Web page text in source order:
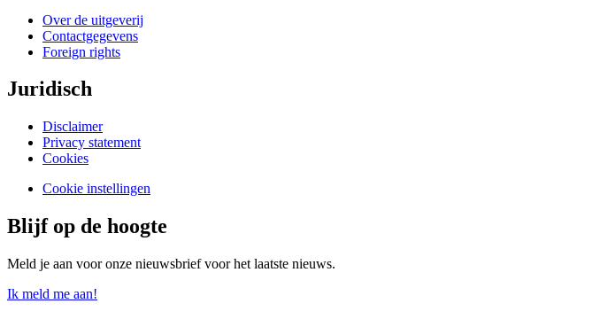
Over de uitgeverij
Contactgegevens
Foreign rights
Juridisch
Disclaimer
Privacy statement
Cookies
Cookie instellingen
Blijf op de hoogte
Meld je aan voor onze nieuwsbrief voor het laatste nieuws.
Ik meld me aan!